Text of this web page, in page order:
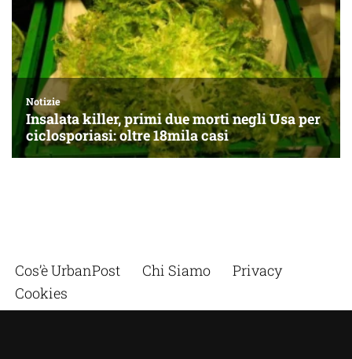
Cos’è UrbanPost Chi Siamo
Privacy
Cookies